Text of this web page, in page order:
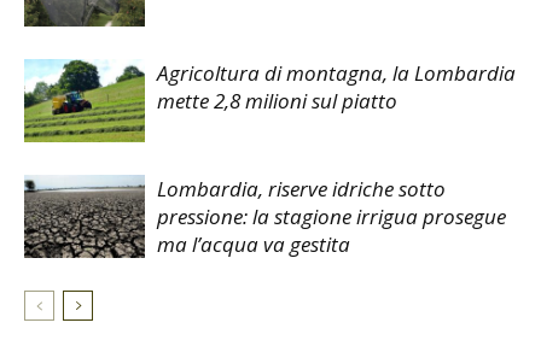
Agricoltura di montagna, la Lombardia
mette 2,8 milioni sul piatto
Lombardia, riserve idriche sotto
pressione: la stagione irrigua prosegue
ma l’acqua va gestita